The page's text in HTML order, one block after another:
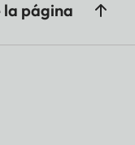
la página